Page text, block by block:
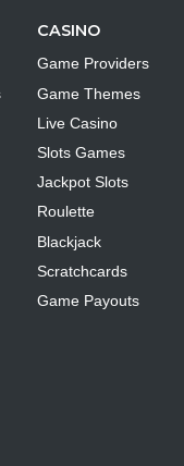
CASINO
Game Providers
Game Themes
Live Casino
Slots Games
Jackpot Slots
Roulette
Blackjack
Scratchcards
Game Payouts